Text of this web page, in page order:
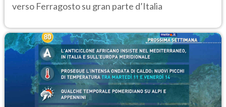
verso Ferragosto su gran parte d’Italia